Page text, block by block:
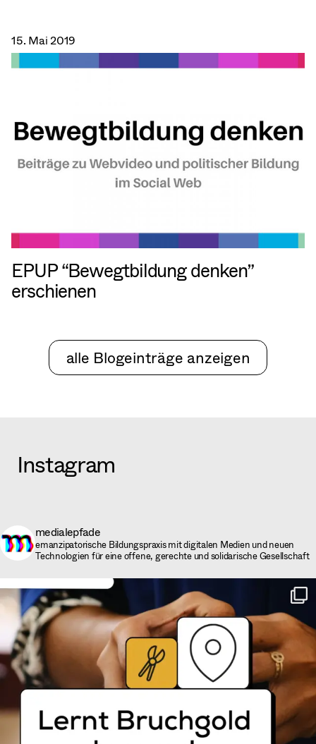
15. Mai 2019
EPUP “Bewegtbildung denken”
erschienen
alle Blogeinträge anzeigen
Instagram
medialepfade
emanzipatorische Bildungspraxis mit digitalen Medien und neuen
Technologien für eine offene, gerechte und solidarische Gesellschaft